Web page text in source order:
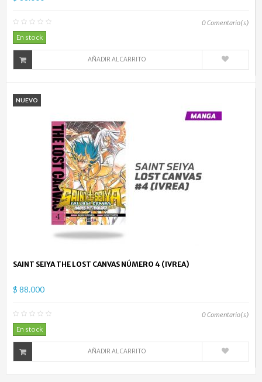
0Comentario(s)
En stock
AÑADIR AL CARRITO
NUEVO
SAINT SEIYA THE LOST CANVAS NÚMERO 4 (IVREA)
$ 88.000
0Comentario(s)
En stock
AÑADIR AL CARRITO